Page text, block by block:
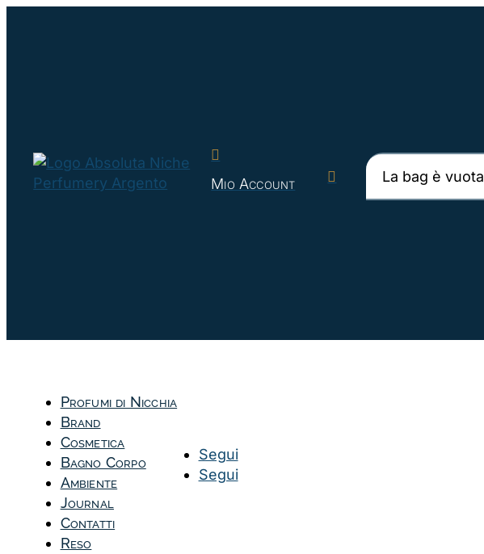

Mio Account  La bag è vuota
Profumi di Nicchia
Brand
Cosmetica
Bagno Corpo
Ambiente
Journal
Contatti
Reso
Segui
Segui